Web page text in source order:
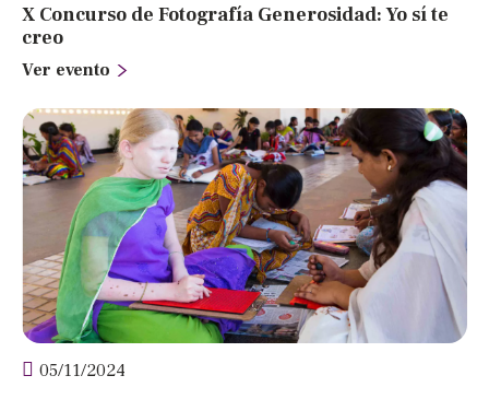
X Concurso de Fotografía Generosidad: Yo sí te
creo
Ver evento
05/11/2024